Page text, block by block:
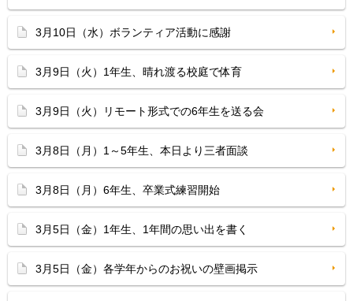
3月10日（水）ボランティア活動に感謝
3月9日（火）1年生、晴れ渡る校庭で体育
3月9日（火）リモート形式での6年生を送る会
3月8日（月）1～5年生、本日より三者面談
3月8日（月）6年生、卒業式練習開始
3月5日（金）1年生、1年間の思い出を書く
3月5日（金）各学年からのお祝いの壁画掲示